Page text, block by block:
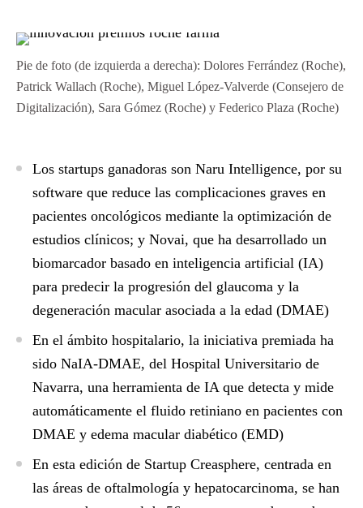
Pie de foto (de izquierda a derecha): Dolores Ferrández (Roche),
Patrick Wallach (Roche), Miguel López-Valverde (Consejero de
Digitalización), Sara Gómez (Roche) y Federico Plaza (Roche)
Los startups ganadoras son Naru Intelligence, por su
software que reduce las complicaciones graves en
pacientes oncológicos mediante la optimización de
estudios clínicos; y Novai, que ha desarrollado un
biomarcador basado en inteligencia artificial (IA)
para predecir la progresión del glaucoma y la
degeneración macular asociada a la edad (DMAE)
En el ámbito hospitalario, la iniciativa premiada ha
sido NaIA-DMAE, del Hospital Universitario de
Navarra, una herramienta de IA que detecta y mide
automáticamente el fluido retiniano en pacientes con
DMAE y edema macular diabético (EMD)
En esta edición de Startup Creasphere, centrada en
las áreas de oftalmología y hepatocarcinoma, se han